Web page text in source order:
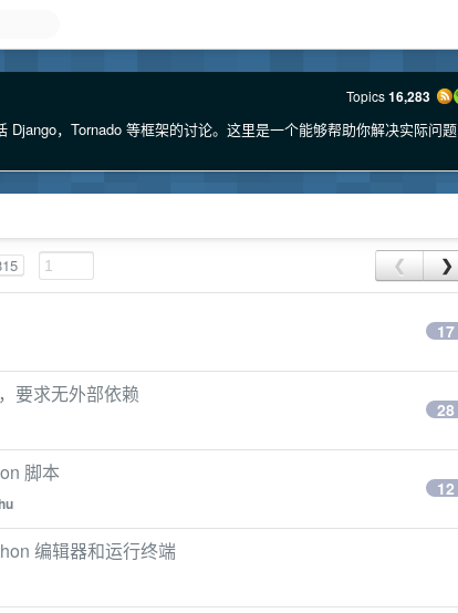
Topics16,283
，Tornado 等框架的讨论。这里是一个能够帮助你解决实际问题
❮ ❯
17
要求无外部依赖
28
脚本
12
编辑器和运行终端